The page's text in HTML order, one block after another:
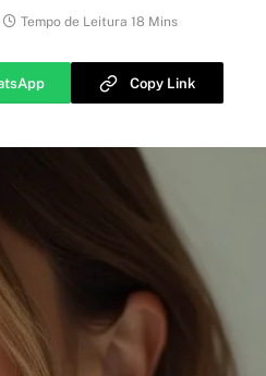
Tempo de Leitura 18 Mins
Copy Link